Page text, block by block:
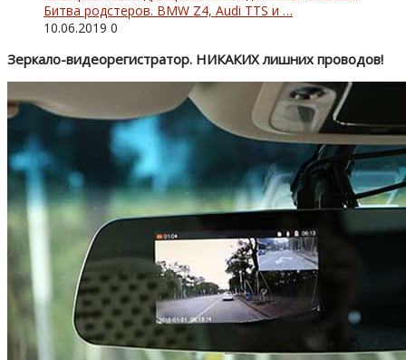
Битва родстеров. BMW Z4, Audi TTS и …
10.06.2019 0
Зеркало-видеорегистратор. НИКАКИХ лишних проводов!